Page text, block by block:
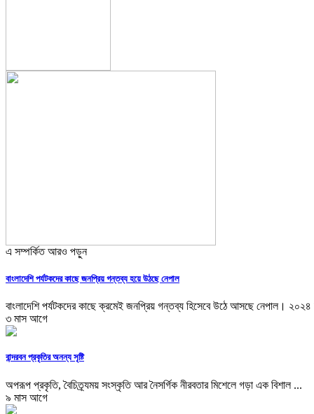
এ সম্পর্কিত আরও পড়ুন
বাংলাদেশি পর্যটকদের কাছে জনপ্রিয় গন্তব্য হয়ে উঠছে নেপাল
বাংলাদেশি পর্যটকদের কাছে ক্রমেই জনপ্রিয় গন্তব্য হিসেবে উঠে আসছে নেপাল। ২০২৪
৩ মাস আগে
বান্দরবন প্রকৃতির অনন্য সৃষ্টি
অপরূপ প্রকৃতি, বৈচিত্র্যময় সংস্কৃতি আর নৈসর্গিক নীরবতার মিশেলে গড়া এক বিশাল ...
৯ মাস আগে